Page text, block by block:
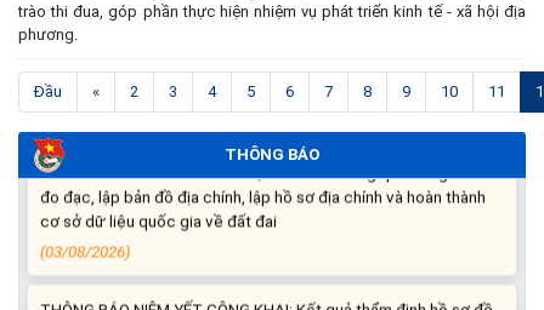
trào thi đua, góp phần thực hiện nhiệm vụ phát triển kinh tế - xã hội địa
phương.
Đầu « 2 3 4 5 6 7 8 9 10 11
THÔNG BÁO
Thông báo nghiêm cấm sử dụng đất với khu vực Quy hoạch
cấp đất sản xuất cho các hộ nghèo, cận nghèo thiếu đất sản
xuất trên địa bàn xã.
THÔNG BÁO: Cảnh báo thủ đoạn lừa đảo thông qua công tác
đo đạc, lập bản đồ địa chính, lập hồ sơ địa chính và hoàn thành
cơ sở dữ liệu quốc gia về đất đai
(03/08/2026)
THÔNG BÁO NIÊM YẾT CÔNG KHAI: Kết quả thẩm định hồ sơ đề